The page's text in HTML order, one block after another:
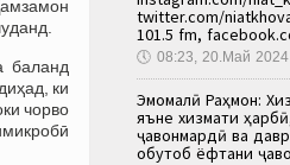
баланд
ки
чорво
twitter.com/
101.5 fm,
🕔 08:23, 20.Май 2024
Эмомалӣ Раҳмон:
яъне хизмати
ҷавонмардӣ ва
обутоб ёфтани